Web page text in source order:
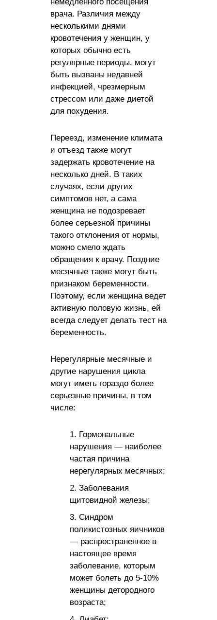
врача. Различия между
несколькими днями
кровотечения у женщин, у
которых обычно есть
регулярные периоды, могут
быть вызваны недавней
инфекцией, чрезмерным
стрессом или даже диетой
для похудения.
Переезд, изменение климата
и отъезд также могут
задержать кровотечение на
несколько дней. В таких
случаях, если других
симптомов нет, а сама
женщина не подозревает
более серьезной причины
такого отклонения от нормы,
можно смело ждать
обращения к врачу. Поздние
месячные также могут быть
признаком беременности.
Поэтому, если женщина ведет
активную половую жизнь, ей
всегда следует делать тест на
беременность.
Нерегулярные месячные и
другие нарушения цикла
могут иметь гораздо более
серьезные причины, в том
числе:
Гормональные
нарушения — наиболее
частая причина
нерегулярных месячных;
Заболевания
щитовидной железы;
Синдром
поликистозных яичников
— распространенное в
настоящее время
заболевание, которым
может болеть до 5-10%
женщины детородного
возраста;